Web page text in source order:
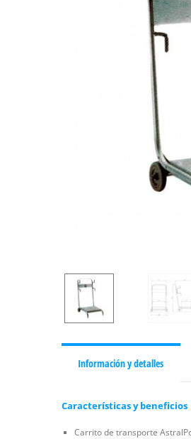
Información y detalles
Características y beneficios
Carrito de transporte